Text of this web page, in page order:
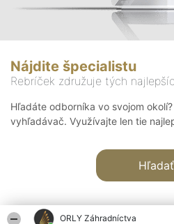
ORLY Záhradníctva
Nájdite špecialistu
Rebríček združuje tých
Hľadáte odborníka vo svojom
vyhľadávač. Využívajte len tie
Hľadať